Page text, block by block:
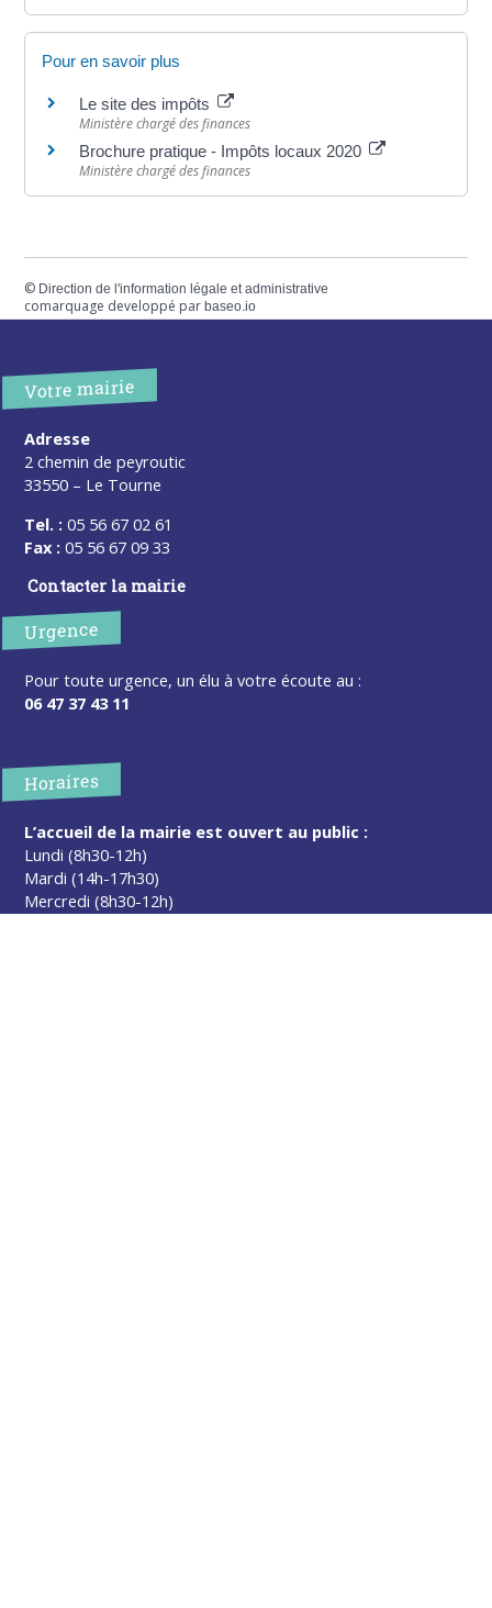
Pour en savoir plus
Le site des impôts
Ministère chargé des finances
Brochure pratique - Impôts locaux 2020
Ministère chargé des finances
© Direction de l'information légale et administrative
comarquage developpé parbaseo.io
Votre mairie
Adresse
2 chemin de peyroutic
33550 – Le Tourne
Tel. : 05 56 67 02 61
Fax : 05 56 67 09 33
Contacter la mairie
Urgence
Pour toute urgence, un élu à votre écoute au :
06 47 37 43 11
Horaires
L’accueil de la mairie est ouvert au public :
Lundi (8h30-12h)
Mardi (14h-17h30)
Mercredi (8h30-12h)